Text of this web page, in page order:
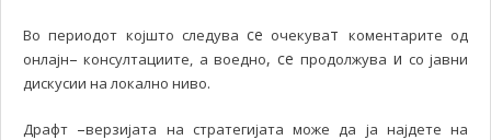
Во периодот којшто следувасе очекуват коментарите од
онлајн– консултациите, а воедно, сепродолжува и со јавни
дискусии на локално ниво.
Драфт –верзијата на стратегијата може да ја најдете на